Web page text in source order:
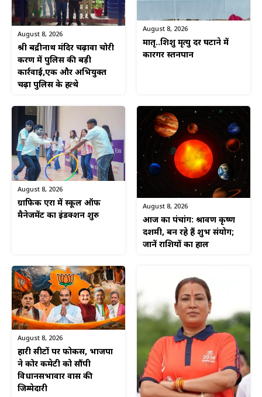
August 8, 2026
श्री बद्रीनाथ मंदिर चढ़ावा चोरी
प्रकरण में पुलिस की बड़ी
कार्रवाई,एक और अभियुक्त
चढ़ा पुलिस के हत्थे
August 8, 2026
मातृ..शिशु मृत्यु दर घटाने में
कारगर स्तनपान
August 8, 2026
ग्राफिक एरा में स्कूल ऑफ
मैनेजमेंट का इंडक्शन शुरु
August 8, 2026
आज का पंचांग: श्रावण कृष्ण
दशमी, बन रहे हैं शुभ संयोग;
जानें राशियों का हाल
August 8, 2026
हारी सीटों पर फोकस, भाजपा
ने कोर कमेटी को सौंपी
विधानसभावार प्रवास की
जिम्मेदारी